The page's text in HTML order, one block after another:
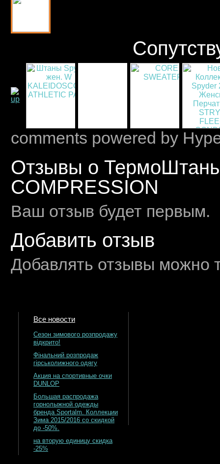
comments powered by
Отзывы о
COMPRESSION
Ваш отзыв будет первым.
Добавить отзыв
Добавлять отзывы можно
Все новости
Сезон зимового розпродажу
відкрито!
Фінальний розпродаж
гірськолижного одягу
Акция на спортивные очки
DUNLOP
Большая распродажа
горнолыжной одежды
бренда Sportalm. Коллекции
Зима 2015/2016 со скидкой
до -50%.
на вторую единицу скидка
-25%